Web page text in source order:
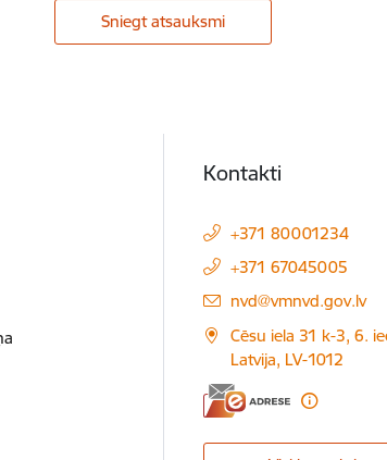
Sniegt atsauksmi
Kontakti
+371 80001234
+371 67045005
E-pasts:
nvd@vmnvd.gov.lv
Cēsu iela 31 k-3, 6.
Latvija, LV-1012